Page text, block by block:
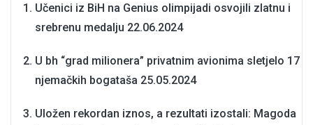
Učenici iz BiH na Genius olimpijadi osvojili zlatnu i
srebrenu medalju 22.06.2024
U bh “grad milionera” privatnim avionima sletjelo 17
njemačkih bogataša 25.05.2024
Uložen rekordan iznos, a rezultati izostali: Magoda